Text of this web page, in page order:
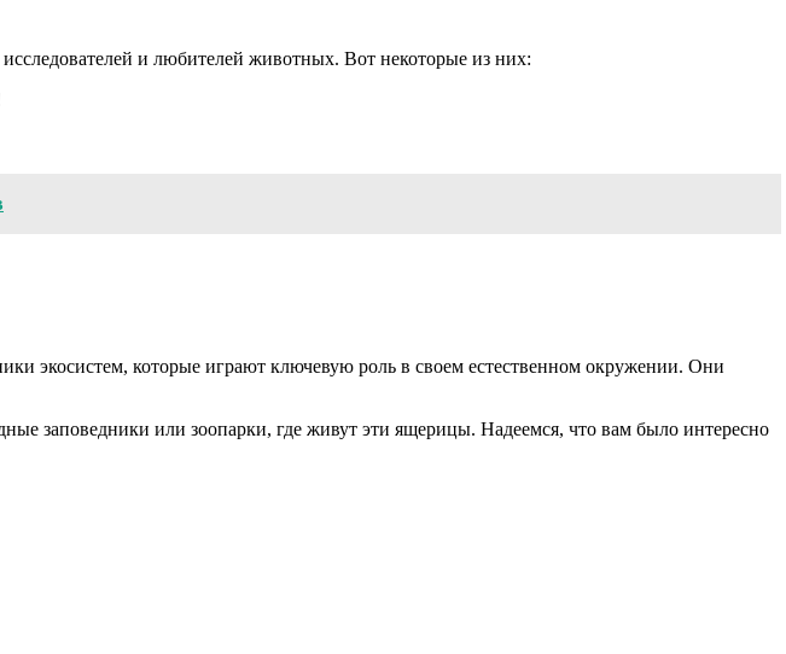
и любителей животных. Вот некоторые из них:
экосистем, которые играют ключевую роль в своем естественном окружении. Они
заповедники или зоопарки, где живут эти ящерицы. Надеемся, что вам было интересно